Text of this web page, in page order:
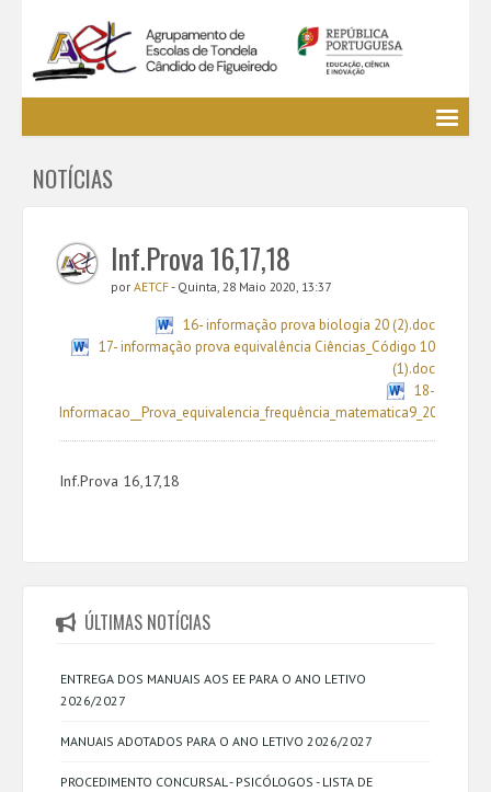
EE / Alunos
Cursos Profissionais
Bibliotecas
Media AETCF
NOTÍCIAS
Inf.Prova 16,17,18
por AETCF- Quinta, 28 Maio 2020, 13:37
16- informação prova biologia 20 (2).doc
17- informação prova equivalência Ciências_Código 10
(1).doc
18-
Informacao__Prova_equivalencia_frequência_matematica9_2020.docx
Inf.Prova 16,17,18
ÚLTIMAS NOTÍCIAS
ENTREGA DOS MANUAIS AOS EE PARA O ANO LETIVO
2026/2027
MANUAIS ADOTADOS PARA O ANO LETIVO 2026/2027
PROCEDIMENTO CONCURSAL - PSICÓLOGOS - LISTA DE